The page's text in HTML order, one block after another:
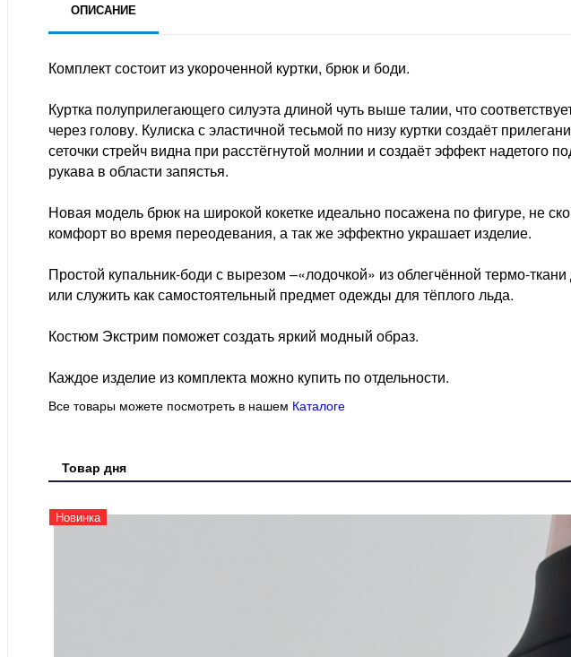
ОПИСАНИЕ
Комплект состоит из укороченной куртки, брюк и боди.
Куртка полуприлегающего силуэта длиной чуть выше талии, что
через голову. Кулиска с эластичной тесьмой по низу куртки создаёт
сеточки стрейч видна при расстёгнутой молнии и создаёт эффект надетого
рукава в области запястья.
Новая модель брюк на широкой кокетке идеально посажена по фигуре, не
комфорт во время переодевания, а так же эффектно украшает изделие.
Простой купальник-боди с вырезом –«лодочкой» из облегчённой термо-
или служить как самостоятельный предмет одежды для тёплого льда.
Костюм Экстрим поможет создать яркий модный образ.
Каждое изделие из комплекта можно купить по отдельности.
Все товары можете посмотреть в нашем Каталоге
Товар дня
Новинка